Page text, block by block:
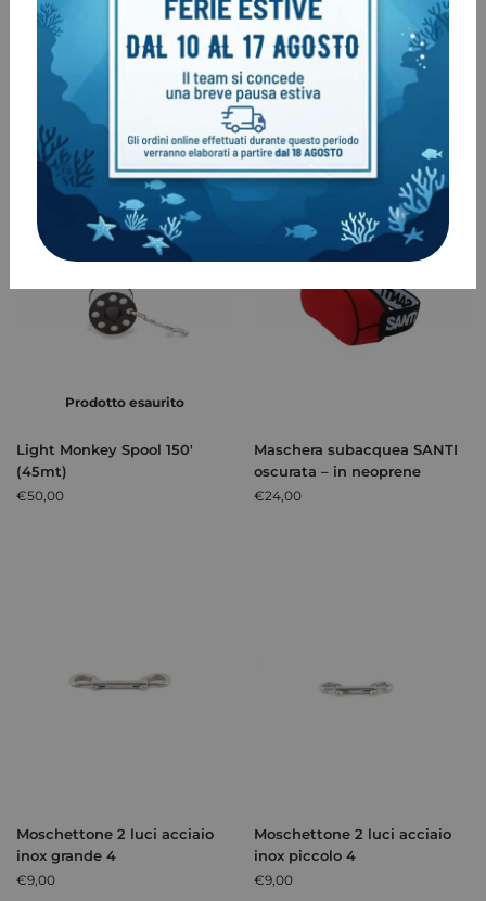
Prodotto esaurito
Light Monkey 400′ Primary
Prodotto esaurito
Light Monkey Spool 100′
(30mt)
€
Prodotto esaurito
Light Monkey Spool 150′
(45mt)
€50,00
Maschera subacquea SANTI
oscurata – in neoprene
€24,00
Moschettone 2 luci acciaio
inox grande 4
€9,00
Moschettone 2 luci acciaio
inox piccolo 4
€9,00